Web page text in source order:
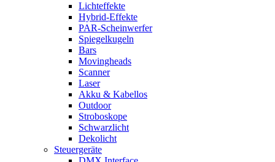
Lichteffekte
Hybrid-Effekte
PAR-Scheinwerfer
Spiegelkugeln
Bars
Movingheads
Scanner
Laser
Akku & Kabellos
Outdoor
Stroboskope
Schwarzlicht
Dekolicht
Steuergeräte